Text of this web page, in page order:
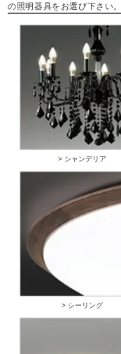
の照明器具をお選び下さい。
> シャンデリア
> シーリング